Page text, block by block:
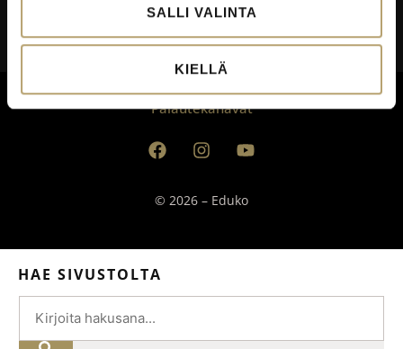
SALLI VALINTA
KIELLÄ
Saavutettavuusseloste
© 2026 – Eduko
Palautekanavat
HAE SIVUSTOLTA